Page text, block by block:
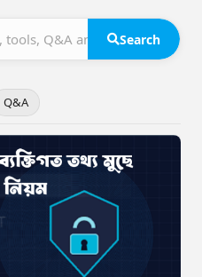
Search
Q&A